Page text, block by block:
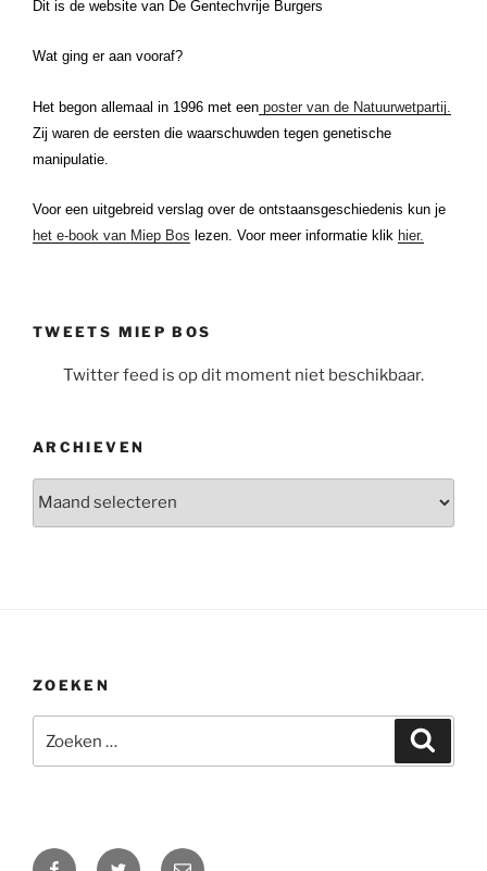
Dit is de website van De Gentechvrije Burgers
Wat ging er aan vooraf?
Het begon allemaal in 1996 met een poster van de Natuurwetpartij.
Zij waren de eersten die waarschuwden tegen genetische
manipulatie.
Voor een uitgebreid verslag over de ontstaansgeschiedenis kun je
het e-book van Miep Bos lezen. Voor meer informatie klik hier.
TWEETS MIEP BOS
Twitter feed is op dit moment niet beschikbaar.
ARCHIEVEN
ZOEKEN
naar:
FacebookTwitter E-